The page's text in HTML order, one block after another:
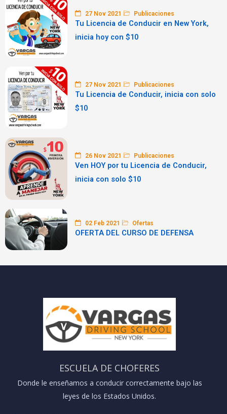
27 Nov 2021 Publicaciones
Tu Licencia de Conducir en New York,
inicia hoy con $10
27 Nov 2021 Publicaciones
Tu Licencia de Conducir, inicia con solo
$10
26 Nov 2021 Publicaciones
Ven HOY por tu Licencia de Conducir,
inicia con solo $10
02 Feb 2021 Ofertas
OFERTA DEL CURSO DE DEFENSA
ESCUELA DE CHOFERES
Donde le enseñamos a conducir correctamente bajo las
leyes de los Estados Unidos.